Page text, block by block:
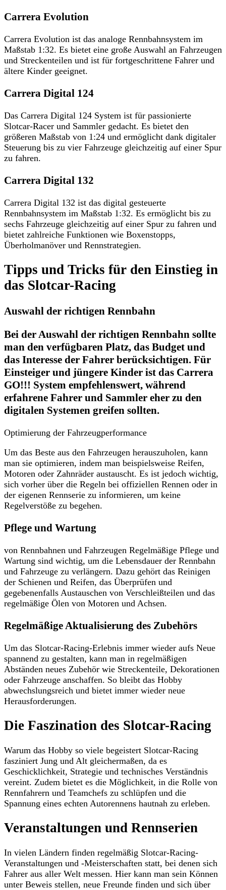
Carrera Evolution
Carrera Evolution ist das analoge Rennbahnsystem im
Maßstab 1:32. Es bietet eine große Auswahl an Fahrzeugen
und Streckenteilen und ist für fortgeschrittene Fahrer und
ältere Kinder geeignet.
Carrera Digital 124
Das Carrera Digital 124 System ist für passionierte
Slotcar-Racer und Sammler gedacht. Es bietet den
größeren Maßstab von 1:24 und ermöglicht dank digitaler
Steuerung bis zu vier Fahrzeuge gleichzeitig auf einer Spur
zu fahren.
Carrera Digital 132
Carrera Digital 132 ist das digital gesteuerte
Rennbahnsystem im Maßstab 1:32. Es ermöglicht bis zu
sechs Fahrzeuge gleichzeitig auf einer Spur zu fahren und
bietet zahlreiche Funktionen wie Boxenstopps,
Überholmanöver und Rennstrategien.
Tipps und Tricks für den Einstieg in
das Slotcar-Racing
Auswahl der richtigen Rennbahn
Bei der Auswahl der richtigen Rennbahn sollte
man den verfügbaren Platz, das Budget und
das Interesse der Fahrer berücksichtigen. Für
Einsteiger und jüngere Kinder ist das Carrera
GO!!! System empfehlenswert, während
erfahrene Fahrer und Sammler eher zu den
digitalen Systemen greifen sollten.
Optimierung der Fahrzeugperformance
Um das Beste aus den Fahrzeugen herauszuholen, kann
man sie optimieren, indem man beispielsweise Reifen,
Motoren oder Zahnräder austauscht. Es ist jedoch wichtig,
sich vorher über die Regeln bei offiziellen Rennen oder in
der eigenen Rennserie zu informieren, um keine
Regelverstöße zu begehen.
Pflege und Wartung
von Rennbahnen und Fahrzeugen Regelmäßige Pflege und
Wartung sind wichtig, um die Lebensdauer der Rennbahn
und Fahrzeuge zu verlängern. Dazu gehört das Reinigen
der Schienen und Reifen, das Überprüfen und
gegebenenfalls Austauschen von Verschleißteilen und das
regelmäßige Ölen von Motoren und Achsen.
Regelmäßige Aktualisierung des Zubehörs
Um das Slotcar-Racing-Erlebnis immer wieder aufs Neue
spannend zu gestalten, kann man in regelmäßigen
Abständen neues Zubehör wie Streckenteile, Dekorationen
oder Fahrzeuge anschaffen. So bleibt das Hobby
abwechslungsreich und bietet immer wieder neue
Herausforderungen.
Die Faszination des Slotcar-Racing
Warum das Hobby so viele begeistert Slotcar-Racing
fasziniert Jung und Alt gleichermaßen, da es
Geschicklichkeit, Strategie und technisches Verständnis
vereint. Zudem bietet es die Möglichkeit, in die Rolle von
Rennfahrern und Teamchefs zu schlüpfen und die
Spannung eines echten Autorennens hautnah zu erleben.
Veranstaltungen und Rennserien
In vielen Ländern finden regelmäßig Slotcar-Racing-
Veranstaltungen und -Meisterschaften statt, bei denen sich
Fahrer aus aller Welt messen. Hier kann man sein Können
unter Beweis stellen, neue Freunde finden und sich über